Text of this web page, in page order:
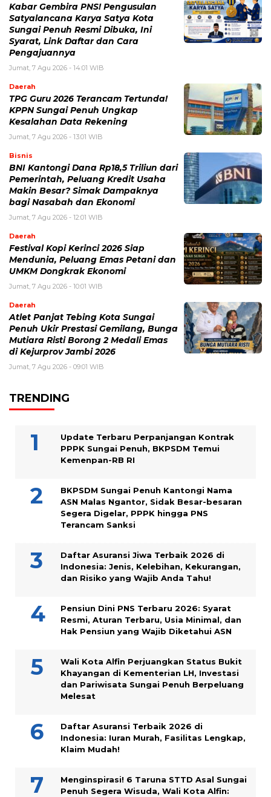
Kabar Gembira PNS! Pengusulan
Satyalancana Karya Satya Kota
Sungai Penuh Resmi Dibuka, Ini
Syarat, Link Daftar dan Cara
Pengajuannya
Jumat, 7 Agu 2026 - 14:01 WIB
Daerah
TPG Guru 2026 Terancam Tertunda!
KPPN Sungai Penuh Ungkap
Kesalahan Data Rekening
Jumat, 7 Agu 2026 - 13:01 WIB
Bisnis
BNI Kantongi Dana Rp18,5 Triliun dari
Pemerintah, Peluang Kredit Usaha
Makin Besar? Simak Dampaknya
bagi Nasabah dan Ekonomi
Jumat, 7 Agu 2026 - 12:01 WIB
Daerah
Festival Kopi Kerinci 2026 Siap
Mendunia, Peluang Emas Petani dan
UMKM Dongkrak Ekonomi
Jumat, 7 Agu 2026 - 10:01 WIB
Daerah
Atlet Panjat Tebing Kota Sungai
Penuh Ukir Prestasi Gemilang, Bunga
Mutiara Risti Borong 2 Medali Emas
di Kejurprov Jambi 2026
Jumat, 7 Agu 2026 - 09:01 WIB
TRENDING
Update Terbaru Perpanjangan Kontrak
PPPK Sungai Penuh, BKPSDM Temui
Kemenpan-RB RI
BKPSDM Sungai Penuh Kantongi Nama
ASN Malas Ngantor, Sidak Besar-besaran
Segera Digelar, PPPK hingga PNS
Terancam Sanksi
Daftar Asuransi Jiwa Terbaik 2026 di
Indonesia: Jenis, Kelebihan, Kekurangan,
dan Risiko yang Wajib Anda Tahu!
Pensiun Dini PNS Terbaru 2026: Syarat
Resmi, Aturan Terbaru, Usia Minimal, dan
Hak Pensiun yang Wajib Diketahui ASN
Wali Kota Alfin Perjuangkan Status Bukit
Khayangan di Kementerian LH, Investasi
dan Pariwisata Sungai Penuh Berpeluang
Melesat
Daftar Asuransi Terbaik 2026 di
Indonesia: Iuran Murah, Fasilitas Lengkap,
Klaim Mudah!
Menginspirasi! 6 Taruna STTD Asal Sungai
Penuh Segera Wisuda, Wali Kota Alfin: